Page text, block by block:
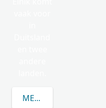
MEER OVER EINIK